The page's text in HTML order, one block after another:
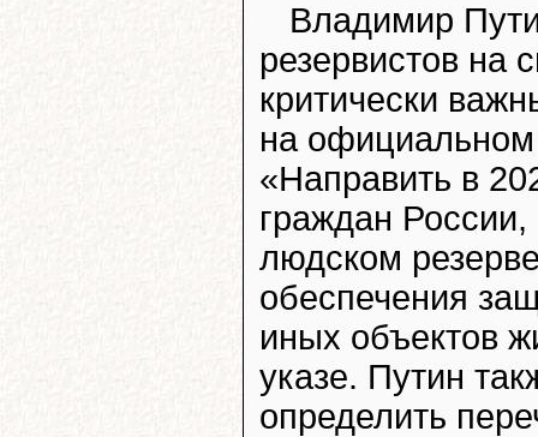
Владимир
резервистов на
критически
на
«Направить в
граждан
людском
обеспечения
иных объектов
указе. Путин
определить